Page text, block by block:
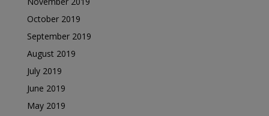
October 2019
September 2019
August 2019
July 2019
June 2019
May 2019